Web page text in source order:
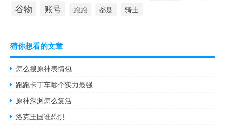
谷物 账号 跑跑 都是 骑士
猜你想看的文章
怎么搜原神表情包
跑跑卡丁车哪个实力最强
原神深渊怎么复活
洛克王国谁恐惧